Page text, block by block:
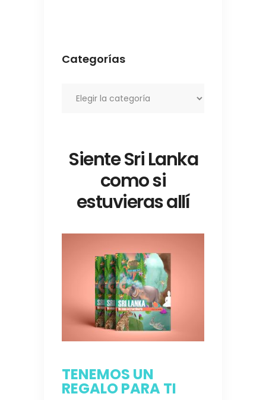
Categorías
Siente Sri Lanka
como si
estuvieras allí
TENEMOS UN
REGALO PARA TI